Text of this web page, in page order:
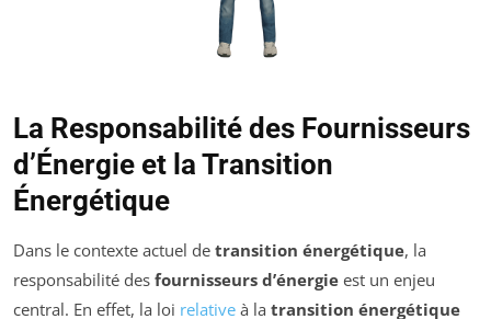
La Responsabilité des Fournisseurs
d’Énergie et la Transition
Énergétique
Dans le contexte actuel de transition énergétique, la
responsabilité des fournisseurs d’énergie est un enjeu
central. En effet, la loi relative à la transition énergétique